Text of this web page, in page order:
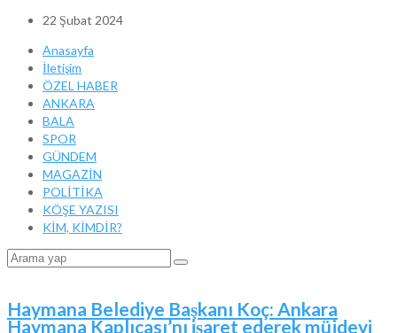
22 Şubat 2024
Anasayfa
İletişim
ÖZEL HABER
ANKARA
BALA
SPOR
GÜNDEM
MAGAZİN
POLİTİKA
KÖŞE YAZISI
KİM, KİMDİR?
Haymana Belediye Başkanı Koç: Ankara
Haymana Kaplıcası’nı işaret ederek müjdeyi